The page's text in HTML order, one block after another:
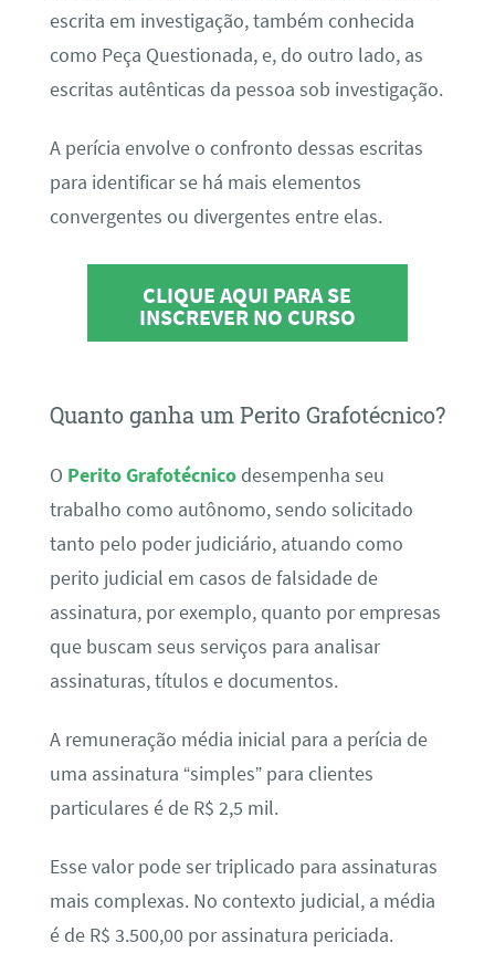
escrita em investigação, também conhecida
como Peça Questionada, e, do outro lado, as
escritas autênticas da pessoa sob investigação.
A perícia envolve o confronto dessas escritas
para identificar se há mais elementos
convergentes ou divergentes entre elas.
CLIQUE AQUI PARA SE
INSCREVER NO CURSO
Quanto ganha um Perito Grafotécnico?
O Perito Grafotécnicodesempenha seu
trabalho como autônomo, sendo solicitado
tanto pelo poder judiciário, atuando como
perito judicial em casos de falsidade de
assinatura, por exemplo, quanto por empresas
que buscam seus serviços para analisar
assinaturas, títulos e documentos.
A remuneração média inicial para a perícia de
uma assinatura “simples” para clientes
particulares é de R$ 2,5 mil.
Esse valor pode ser triplicado para assinaturas
mais complexas. No contexto judicial, a média
é de R$ 3.500,00 por assinatura periciada.